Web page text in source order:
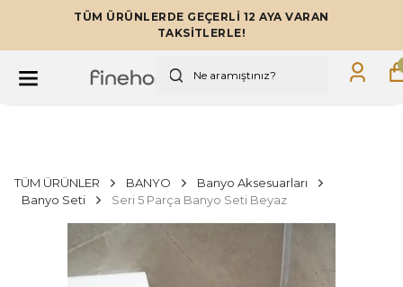
TÜM ÜRÜNLERDE GEÇERLİ 12 AYA VARAN
TAKSİTLERLE!
TÜM ÜRÜNLER BANYO
Banyo Aksesuarları
Banyo Seti
Seri 5 Parça Banyo Seti Beyaz